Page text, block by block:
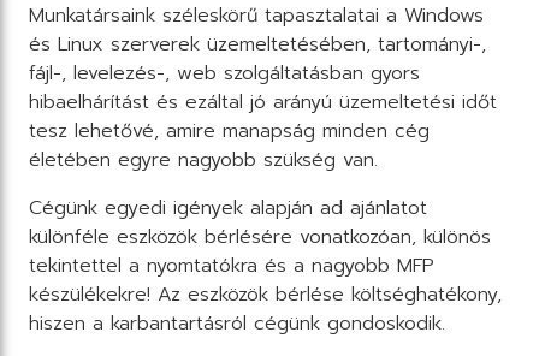
Munkatársaink széleskörű tapasztalatai a Windows
és Linux szerverek üzemeltetésében, tartományi-,
fájl-, levelezés-, web szolgáltatásban gyors
hibaelhárítást és ezáltal jó arányú üzemeltetési időt
tesz lehetővé, amire manapság minden cég
életében egyre nagyobb szükség van.
Cégünk egyedi igények alapján ad ajánlatot
különféle eszközök bérlésére vonatkozóan, különös
tekintettel a nyomtatókra és a nagyobb MFP
készülékekre! Az eszközök bérlése költséghatékony,
hiszen a karbantartásról cégünk gondoskodik.